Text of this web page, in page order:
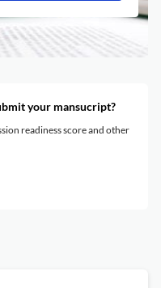
your mansucript?
readiness score and other